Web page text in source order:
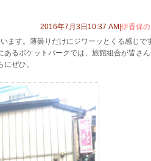
2016年7月3日10:37 AM| 伊香保
ます。薄曇りだけにジワーッとくる感じで
あるポケットパークでは、旅館組合が皆さ
ぜひ。